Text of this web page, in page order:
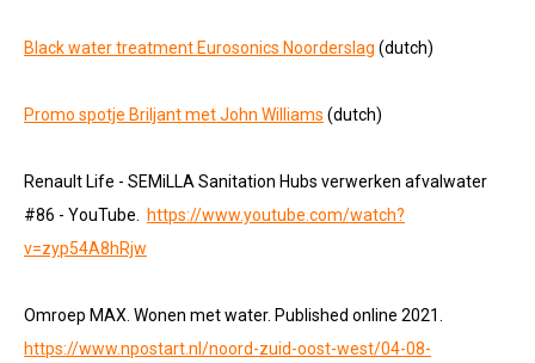
Black water treatment Eurosonics Noorderslag (dutch)
Promo spotje Briljant met John Williams (dutch)
Renault Life - SEMiLLA Sanitation Hubs verwerken afvalwater
#86 - YouTube.
https://www.youtube.com/watch?
v=zyp54A8hRjw
Omroep MAX. Wonen met water. Published online 2021.
https://www.npostart.nl/noord-zuid-oost-west/04-08-